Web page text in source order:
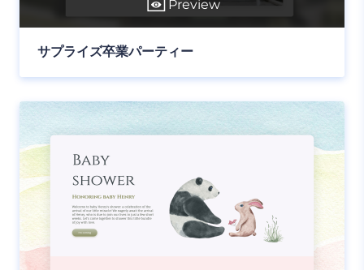
Preview
サプライズ卒業パーティー